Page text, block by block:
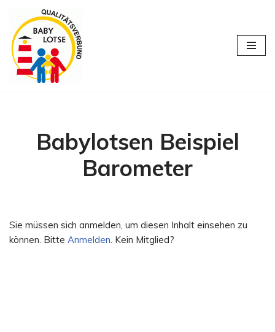
Zum
Inhalt
springen
Babylotsen Beispiel
Barometer
Sie müssen sich anmelden, um diesen Inhalt einsehen zu
können. Bitte Anmelden. Kein Mitglied?